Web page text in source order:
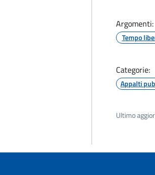
Argomenti:
Tempo
Categorie:
Appalti
Ultimo